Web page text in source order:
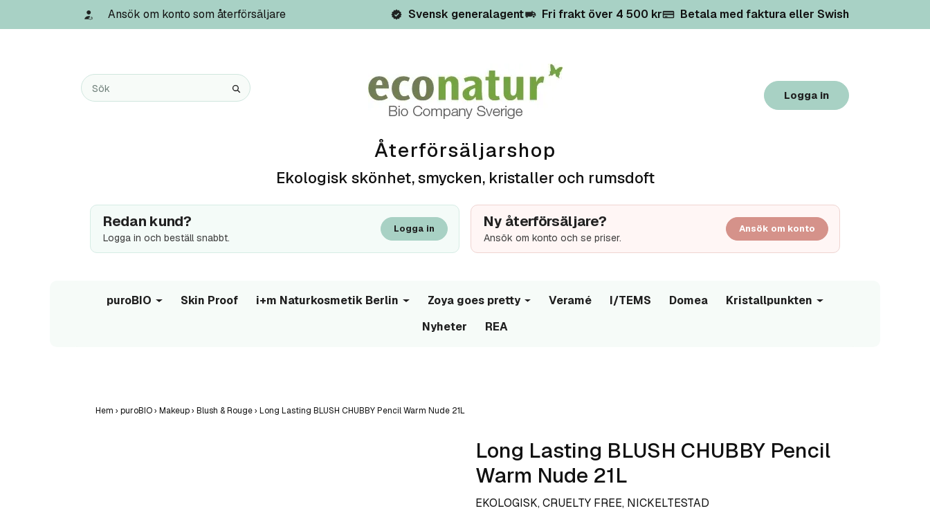
Ansök om konto som återförsäljare Svensk generalagent Fri frakt över 4 500 kr Betala med faktura eller Swish
Logga in
Återförsäljarshop
Ekologisk skönhet, smycken, kristaller och rumsdoft
Redan kund?
Logga in och beställ snabbt.
Logga in Ny återförsäljare?
Ansök om konto och se priser.
Ansök om konto
puroBIO Skin Proof i+m Naturkosmetik Berlin Zoya goes pretty Veramé I/TEMS Domea
Kristallpunkten
Nyheter
REA
Hem › puroBIO› Makeup› Blush & Rouge› Long Lasting BLUSH CHUBBY Pencil Warm Nude 21L
Long Lasting BLUSH CHUBBY Pencil
Warm Nude 21L
EKOLOGISK, CRUELTY FREE, NICKELTESTAD